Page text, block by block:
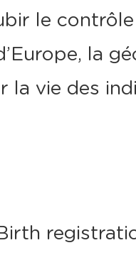
le
la
la vie des